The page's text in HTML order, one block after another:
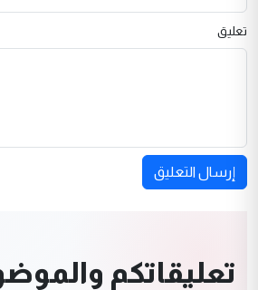
تعليق
إرسال التعليق
تعليقاتكم